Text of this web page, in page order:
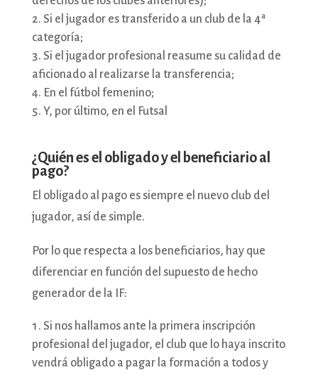
Si el jugador es transferido a un club de la 4ª
categoría;
Si el jugador profesional reasume su calidad de
aficionado al realizarse la transferencia;
En el fútbol femenino;
Y, por último, en el Futsal
¿Quién es el obligado y el beneficiario al
pago?
El obligado al pago es siempre el nuevo club del
jugador, así de simple.
Por lo que respecta a los beneficiarios, hay que
diferenciar en función del supuesto de hecho
generador de la IF:
Si nos hallamos ante la primera inscripción
profesional del jugador, el club que lo haya inscrito
vendrá obligado a pagar la formación a todos y